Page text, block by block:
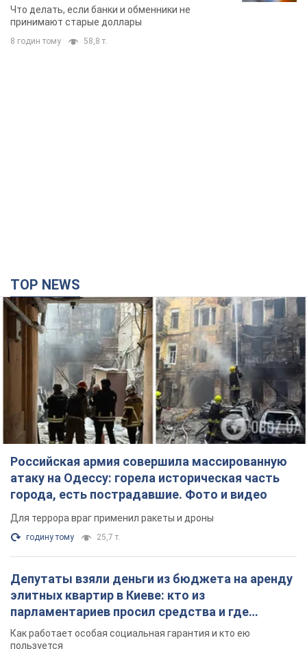
Российская армия совершила массированную
атаку на Одессу: горела историческая часть
города, есть пострадавшие. Фото и видео
Для террора враг применил ракеты и дроны
годину тому 25,7 т.
Депутаты взяли деньги из бюджета на аренду
элитных квартир в Киеве: кто из
парламентариев просил средства и где
поселился
Как работает особая социальная гарантия и кто ею
Российская армия обстреляла два соседних
многоэтажных дома в Харькове: двое
погибших, более 20 пострадавших
15 хвилин тому